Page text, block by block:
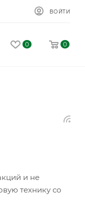
ВОЙТИ
0 0
и не
технику со